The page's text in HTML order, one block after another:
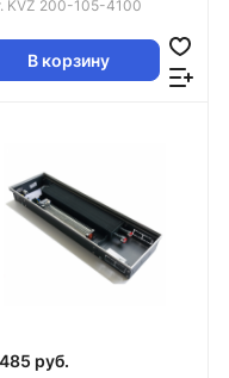
KVZ 200-105-4100
В корзину
руб.